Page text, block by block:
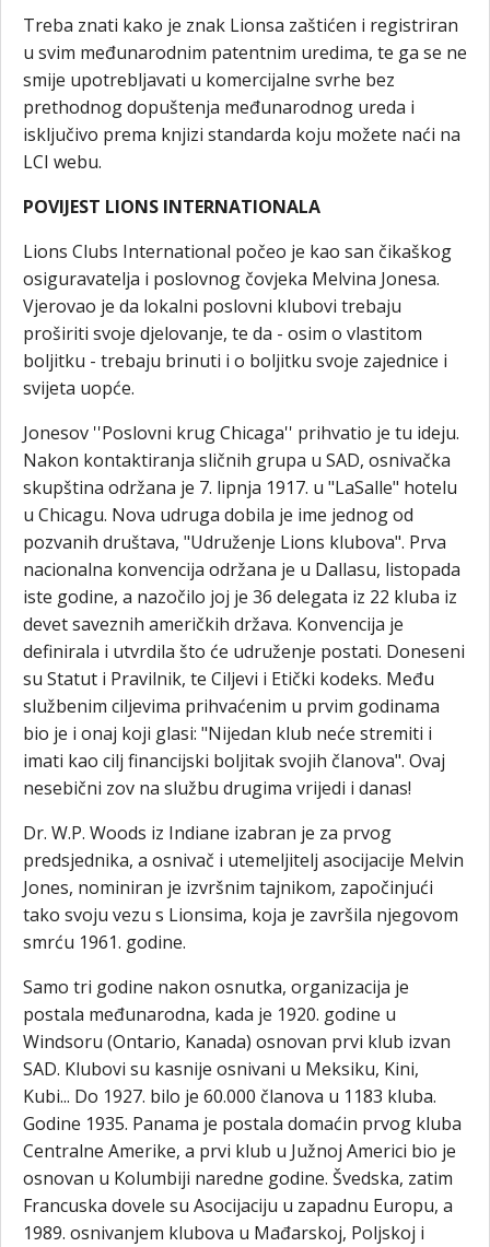
Treba znati kako je znak Lionsa zaštićen i registriran
u svim međunarodnim patentnim uredima, te ga se ne
smije upotrebljavati u komercijalne svrhe bez
prethodnog dopuštenja međunarodnog ureda i
isključivo prema knjizi standarda koju možete naći na
LCI webu.
POVIJEST LIONS INTERNATIONALA
Lions Clubs International počeo je kao san čikaškog
osiguravatelja i poslovnog čovjeka Melvina Jonesa.
Vjerovao je da lokalni poslovni klubovi trebaju
proširiti svoje djelovanje, te da - osim o vlastitom
boljitku - trebaju brinuti i o boljitku svoje zajednice i
svijeta uopće.
Jonesov ''Poslovni krug Chicaga'' prihvatio je tu ideju.
Nakon kontaktiranja sličnih grupa u SAD, osnivačka
skupština održana je 7. lipnja 1917. u "LaSalle" hotelu
u Chicagu. Nova udruga dobila je ime jednog od
pozvanih društava, "Udruženje Lions klubova". Prva
nacionalna konvencija održana je u Dallasu, listopada
iste godine, a nazočilo joj je 36 delegata iz 22 kluba iz
devet saveznih američkih država. Konvencija je
definirala i utvrdila što će udruženje postati. Doneseni
su Statut i Pravilnik, te Ciljevi i Etički kodeks. Među
službenim ciljevima prihvaćenim u prvim godinama
bio je i onaj koji glasi: "Nijedan klub neće stremiti i
imati kao cilj financijski boljitak svojih članova". Ovaj
nesebični zov na službu drugima vrijedi i danas!
Dr. W.P. Woods iz Indiane izabran je za prvog
predsjednika, a osnivač i utemeljitelj asocijacije Melvin
Jones, nominiran je izvršnim tajnikom, započinjući
tako svoju vezu s Lionsima, koja je završila njegovom
smrću 1961. godine.
Samo tri godine nakon osnutka, organizacija je
postala međunarodna, kada je 1920. godine u
Windsoru (Ontario, Kanada) osnovan prvi klub izvan
SAD. Klubovi su kasnije osnivani u Meksiku, Kini,
Kubi... Do 1927. bilo je 60.000 članova u 1183 kluba.
Godine 1935. Panama je postala domaćin prvog kluba
Centralne Amerike, a prvi klub u Južnoj Americi bio je
osnovan u Kolumbiji naredne godine. Švedska, zatim
Francuska dovele su Asocijaciju u zapadnu Europu, a
1989. osnivanjem klubova u Mađarskoj, Poljskoj i